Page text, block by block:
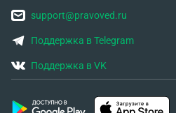
support@pravoved.ru
Поддержка в Telegram
Поддержка в VK